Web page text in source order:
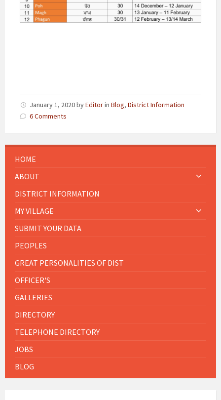
January 1, 2020byEditorin Blog, District Information
6 Comments
HOME
ABOUT
DISTRICT INFORMATION
MY VILLAGE
SUBMIT YOUR DATA
PEOPLES
GREAT PERSONALITIES OF DIST
OFFICER'S
GALLERIES
DIRECTORY
TELEPHONE DIRECTORY
JOBS
BLOG